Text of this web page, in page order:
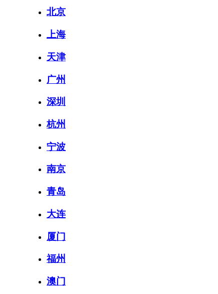
北京
上海
天津
广州
深圳
杭州
宁波
南京
青岛
大连
厦门
福州
澳门